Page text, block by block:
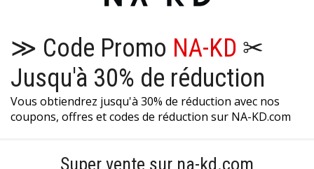
≫ Code Promo NA-KD ✂
Jusqu'à 30% de réduction
Vous obtiendrez jusqu'à 30% de réduction avec nos
coupons, offres et codes de réduction sur NA-KD.com
Super vente sur na-kd.com